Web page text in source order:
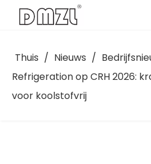
Thuis / Nieuws /
Refrigeration op CRH 2026:
voor koolstofvrij